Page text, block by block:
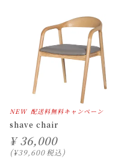
NEW 配送料無料キャンペーン
shave chair
¥ 36,000
¥39,600税込